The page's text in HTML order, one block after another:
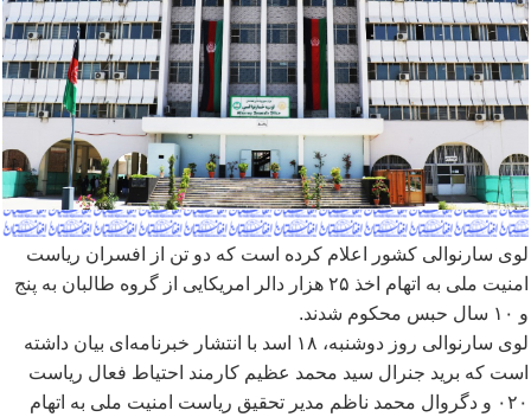
لوی سارنوالی کشور اعلام کرده است که دو تن از افسران ریاست
امنیت ملی به اتهام اخذ ۲۵ هزار دالر امریکایی از گروه طالبان به پنج
و ۱۰ سال حبس محکوم شدند.
لوی سارنوالی روز دوشنبه، ۱۸ اسد با انتشار خبرنامه
ای بیان داشته
است که برید جنرال سید محمد عظیم کارمند احتیاط فعال ریاست
۰۲۰ و دگروال محمد ناظم مدیر تحقیق ریاست امنیت ملی به اتهام